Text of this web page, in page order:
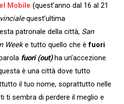
Mobile (quest’anno dal 16 al 21
quest’ultima
patronale della città, San
Weeke tutto quello che èfuori
fuori (out)ha un’accezione
è una città dove tutto
il tuo nome, soprattutto nelle
ti sembra di perdere il meglio e